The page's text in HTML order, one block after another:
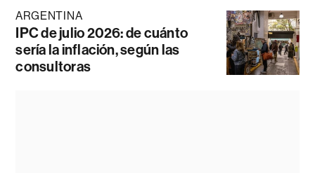
ARGENTINA
IPC de julio 2026: de cuánto
sería la inflación, según las
consultoras